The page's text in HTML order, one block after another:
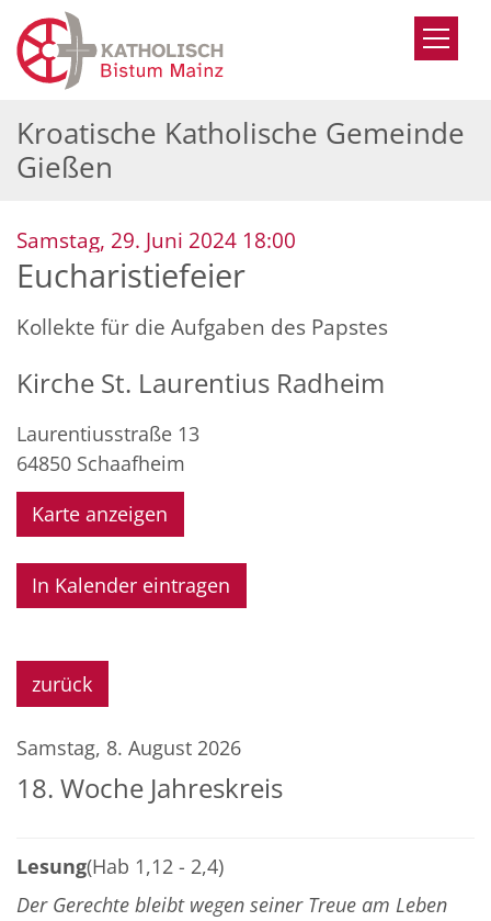
Zum Inhalt springen
Kroatische Katholische Gemeinde
Gießen
Samstag, 29. Juni 2024 18:00
Eucharistiefeier
Kollekte für die Aufgaben des Papstes
Kirche St. Laurentius Radheim
Laurentiusstraße 13
64850 Schaafheim
Karte anzeigen
In Kalender eintragen
zurück
Samstag, 8. August 2026
18. Woche Jahreskreis
Lesung(Hab 1,12 - 2,4)
Der Gerechte bleibt wegen seiner Treue am Leben